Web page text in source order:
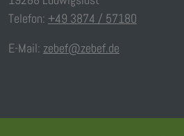
Telefon: +49 3874 / 57180
E-Mail: zebef@zebef.de